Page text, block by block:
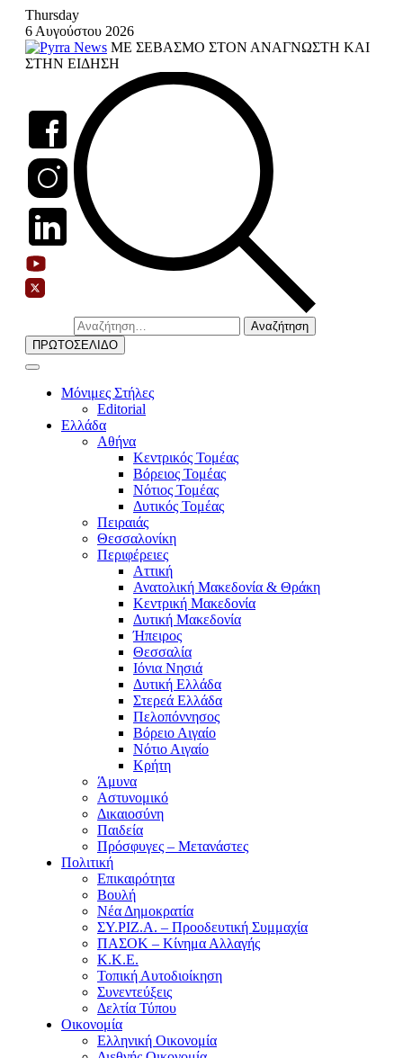
Skip
content
Thursday
6 Αυγούστου 2026
ΜΕ ΣΕΒΑΣΜΟ ΣΤΟΝ ΑΝΑΓΝΩΣΤΗ ΚΑΙ
ΣΤΗΝ ΕΙΔΗΣΗ
Αναζήτηση
για:
ΠΡΩΤΟΣΕΛΙΔΟ
Μόνιμες Στήλες
Editorial
Ελλάδα
Αθήνα
Κεντρικός Τομέας
Βόρειος Τομέας
Νότιος Τομέας
Δυτικός Τομέας
Πειραιάς
Θεσσαλονίκη
Περιφέρειες
Αττική
Ανατολική Μακεδονία & Θράκη
Κεντρική Μακεδονία
Δυτική Μακεδονία
Ήπειρος
Θεσσαλία
Ιόνια Νησιά
Δυτική Ελλάδα
Στερεά Ελλάδα
Πελοπόννησος
Βόρειο Αιγαίο
Νότιο Αιγαίο
Κρήτη
Άμυνα
Αστυνομικό
Δικαιοσύνη
Παιδεία
Πρόσφυγες – Μετανάστες
Πολιτική
Επικαιρότητα
Βουλή
Νέα Δημοκρατία
ΣΥ.ΡΙΖ.Α. – Προοδευτική Συμμαχία
ΠΑΣΟΚ – Κίνημα Αλλαγής
Κ.Κ.Ε.
Τοπική Αυτοδιοίκηση
Συνεντεύξεις
Δελτία Τύπου
Οικονομία
Ελληνική Οικονομία